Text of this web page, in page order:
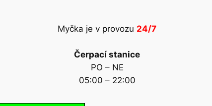
Myčka je v provozu 24/7
Čerpací stanice
PO – NE
05:00 – 22:00